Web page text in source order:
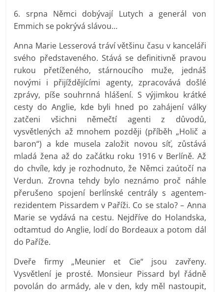
6. srpna Němci dobývají Lutych a generál von
Emmich se pokrývá slávou…
Anna Marie Lesserová tráví většinu času v kanceláři
svého představeného. Stává se definitivně pravou
rukou přetíženého, stárnoucího muže, jednáš
novými i přijíždějícími agenty, zpracovává došlé
zprávy, píše souhrnná hlášení. S výjimkou krátké
cesty do Anglie, kde byli hned po zahájení války
zatčeni všichni němečtí agenti z důvodů,
vysvětlených až mnohem později (příběh „Holič a
baron“) a kde musela založit novou síť, zůstává
mladá žena až do začátku roku 1916 v Berlíně. Až
do chvíle, kdy je rozhodnuto, že Němci zaútočí na
Verdun. Zrovna tehdy bylo neznámo proč náhle
přerušeno spojení berlínské centrály s agentem-
rezidentem Pissardem v Paříži. Co se stalo? – Anna
Marie se vydává na cestu. Nejdříve do Holandska,
odtamtud do Anglie, lodí do Bordeaux a potom dál
do Paříže.
Dveře firmy „Meunier et Cie“ jsou zavřeny.
Vysvětlení je prosté. Monsieur Pissard byl řádně
povolán do armády, ale v den, kdy měl nastoupit,